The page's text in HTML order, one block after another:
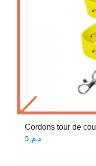
Cordons tour de cou
د.م.5